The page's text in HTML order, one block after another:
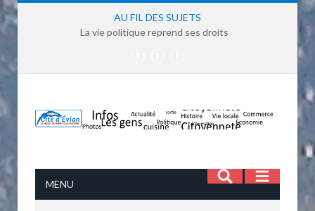
AU FIL DES SUJETS
La vie politique reprend ses droits
MENU